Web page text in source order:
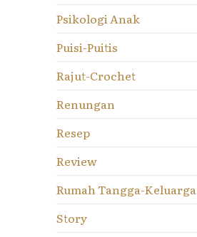
Psikologi Anak
Puisi-Puitis
Rajut-Crochet
Renungan
Resep
Review
Rumah Tangga-Keluarga
Story